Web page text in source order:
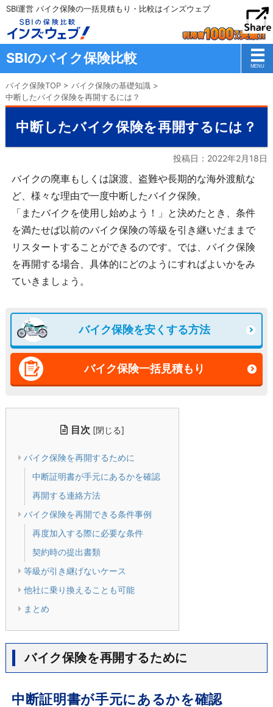
SBI運営 バイク保険の一括見積もり・比較はインズウェブ
SBIのバイク保険比較
バイク保険TOP> バイク保険の基礎知識 >
中断したバイク保険を再開するには？
中断したバイク保険を再開するには？
投稿日： 2022年2月18日
バイクの廃車もしくは譲渡、盗難や長期的な海外渡航な
ど、様々な理由で一度中断したバイク保険。
「またバイクを使用し始めよう！」と決めたとき、条件
を満たせば以前のバイク保険の等級を引き継いだままで
リスタートすることができるのです。では、バイク保険
を再開する場合、具体的にどのようにすればよいかをみ
ていきましょう。
バイク保険を安くする方法
バイク保険一括見積もり
目次 [閉じる]
バイク保険を再開するために
中断証明書が手元にあるかを確認
再開する連絡方法
バイク保険を再開できる条件事例
再度加入する際に必要な条件
契約時の提出書類
等級が引き継げないケース
他社に乗り換えることも可能
まとめ
バイク保険を再開するために
中断証明書が手元にあるかを確認